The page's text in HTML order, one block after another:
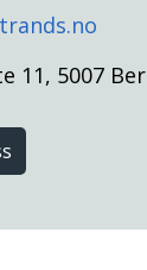
11, 5007